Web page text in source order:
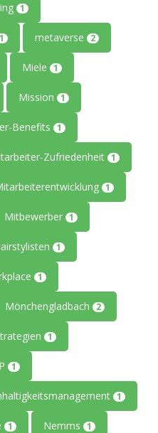
1
1 metaverse 2
Miele 1
Mission 1
Benefits 1
Zufriedenheit 1
1
Mitbewerber 1
1
1
Mönchengladbach 2
1
1
1
1 Nemms 1